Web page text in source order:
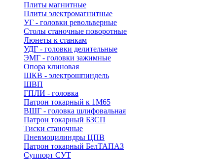
Плиты магнитные
Плиты электромагнитные
УГ - головки револьверные
Столы станочные поворотные
Люнеты к станкам
УДГ - головки делительные
ЭМГ - головки зажимные
Опора клиновая
ШКВ - электрошпиндель
ШВП
ГПЛИ - головка
Патрон токарный к 1М65
ВШГ - головка шлифовальная
Патрон токарный БЗСП
Тиски станочные
Пневмоцилиндры ЦПВ
Патрон токарный БелТАПАЗ
Суппорт СУТ